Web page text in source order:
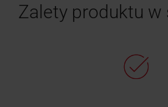
Zalety produktu w